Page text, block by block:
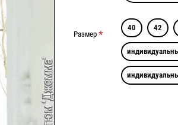
Размер
40 42